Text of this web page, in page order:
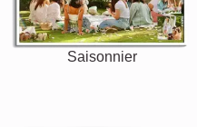
Saisonnier